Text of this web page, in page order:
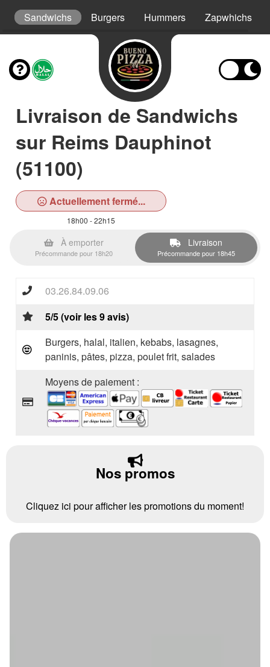
Sandwichs Burgers Hummers Zapwhichs
Livraison de Sandwichs
sur Reims Dauphinot
(51100)
Actuellement fermé...
18h00 - 22h15
À emporter
Précommande pour 18h20
Livraison
Précommande pour 18h45
03.26.84.09.06
5/5 (voir les 9 avis)
Burgers, halal, italien, kebabs, lasagnes,
paninis, pâtes, pizza, poulet frit, salades
Moyens de paiement :
Nos promos
Cliquez ici pour afficher les promotions du moment!